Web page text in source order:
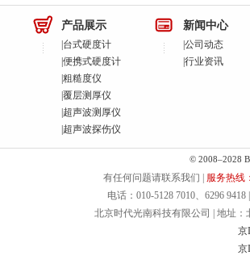
产品展示
台式硬度计
便携式硬度计
粗糙度仪
覆层测厚仪
超声波测厚仪
超声波探伤仪
新闻中心
公司动态
行业资讯
© 2008–2028
有任何问题请联系我们 | 服务热线
电话：010-5128 7010、6296 9418
北京时代光南科技有限公司 | 地址：
京
京